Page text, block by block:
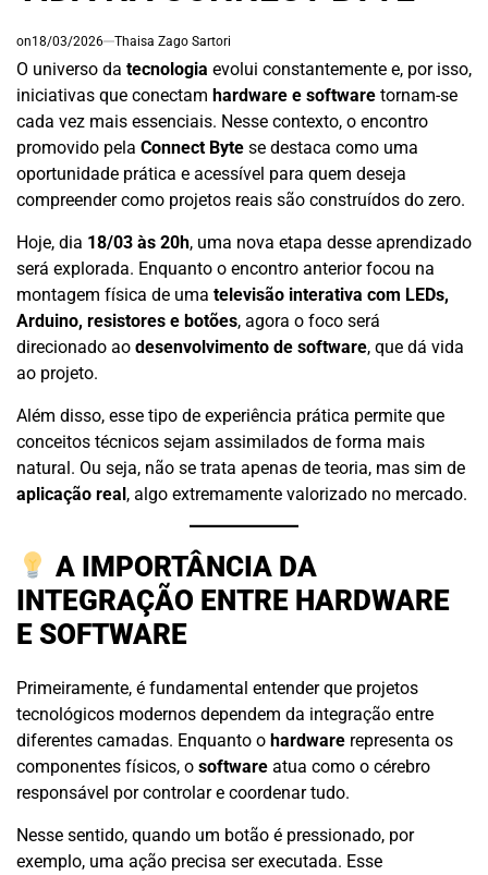
on18/03/2026 Thaisa Zago Sartori
O universo da tecnologia evolui constantemente e, por isso,
iniciativas que conectam hardware e software tornam-se
cada vez mais essenciais. Nesse contexto, o encontro
promovido pela Connect Byte se destaca como uma
oportunidade prática e acessível para quem deseja
compreender como projetos reais são construídos do zero.
Hoje, dia 18/03 às 20h, uma nova etapa desse aprendizado
será explorada. Enquanto o encontro anterior focou na
montagem física de uma televisão interativa com LEDs,
Arduino, resistores e botões, agora o foco será
direcionado ao desenvolvimento de software, que dá vida
ao projeto.
Além disso, esse tipo de experiência prática permite que
conceitos técnicos sejam assimilados de forma mais
natural. Ou seja, não se trata apenas de teoria, mas sim de
aplicação real, algo extremamente valorizado no mercado.
A IMPORTÂNCIA DA
INTEGRAÇÃO ENTRE HARDWARE
E SOFTWARE
Primeiramente, é fundamental entender que projetos
tecnológicos modernos dependem da integração entre
diferentes camadas. Enquanto o hardware representa os
componentes físicos, o software atua como o cérebro
responsável por controlar e coordenar tudo.
Nesse sentido, quando um botão é pressionado, por
exemplo, uma ação precisa ser executada. Esse